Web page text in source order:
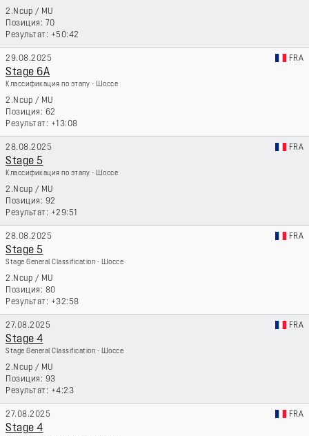
2.Ncup / MU
70
+50:42
29.08.2025 FRA
Stage 6A
Классификация по этапу - Шоссе
2.Ncup / MU
62
+13:08
28.08.2025 FRA
Stage 5
Классификация по этапу - Шоссе
2.Ncup / MU
92
+29:51
28.08.2025 FRA
Stage 5
Stage General Classification - Шоссе
2.Ncup / MU
80
+32:58
27.08.2025 FRA
Stage 4
Stage General Classification - Шоссе
2.Ncup / MU
93
+4:23
27.08.2025 FRA
Stage 4